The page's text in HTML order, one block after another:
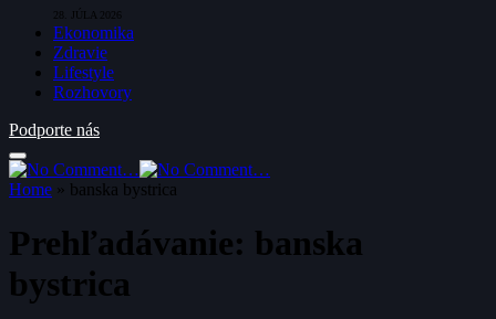
28. JÚLA 2026
Ekonomika
Zdravie
Lifestyle
Rozhovory
Podporte nás
Home » banska bystrica
Prehľadávanie: banska
bystrica